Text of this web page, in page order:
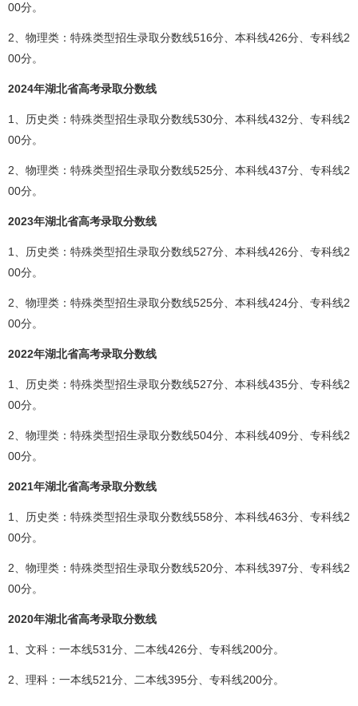
00分。
2、物理类：特殊类型招生录取分数线516分、本科线426分、专科线2
00分。
2024年湖北省高考录取分数线
1、历史类：特殊类型招生录取分数线530分、本科线432分、专科线2
00分。
2、物理类：特殊类型招生录取分数线525分、本科线437分、专科线2
00分。
2023年湖北省高考录取分数线
1、历史类：特殊类型招生录取分数线527分、本科线426分、专科线2
00分。
2、物理类：特殊类型招生录取分数线525分、本科线424分、专科线2
00分。
2022年湖北省高考录取分数线
1、历史类：特殊类型招生录取分数线527分、本科线435分、专科线2
00分。
2、物理类：特殊类型招生录取分数线504分、本科线409分、专科线2
00分。
2021年湖北省高考录取分数线
1、历史类：特殊类型招生录取分数线558分、本科线463分、专科线2
00分。
2、物理类：特殊类型招生录取分数线520分、本科线397分、专科线2
00分。
2020年湖北省高考录取分数线
1、文科：一本线531分、二本线426分、专科线200分。
2、理科：一本线521分、二本线395分、专科线200分。